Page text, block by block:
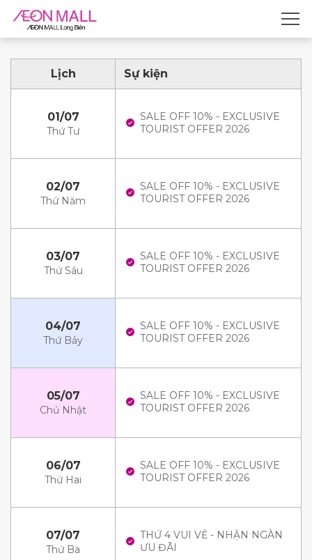
Lịch Sự kiện
01/07
Thứ Tư
SALE OFF 10% - EXCLUSIVE
TOURIST OFFER 2026
02/07
Thứ Năm
SALE OFF 10% - EXCLUSIVE
TOURIST OFFER 2026
03/07
Thứ Sáu
SALE OFF 10% - EXCLUSIVE
TOURIST OFFER 2026
04/07
Thứ Bảy
SALE OFF 10% - EXCLUSIVE
TOURIST OFFER 2026
05/07
Chủ Nhật
SALE OFF 10% - EXCLUSIVE
TOURIST OFFER 2026
06/07
Thứ Hai
SALE OFF 10% - EXCLUSIVE
TOURIST OFFER 2026
07/07
Thứ Ba
THỨ 4 VUI VẺ - NHẬN NGÀN
ƯU ĐÃI